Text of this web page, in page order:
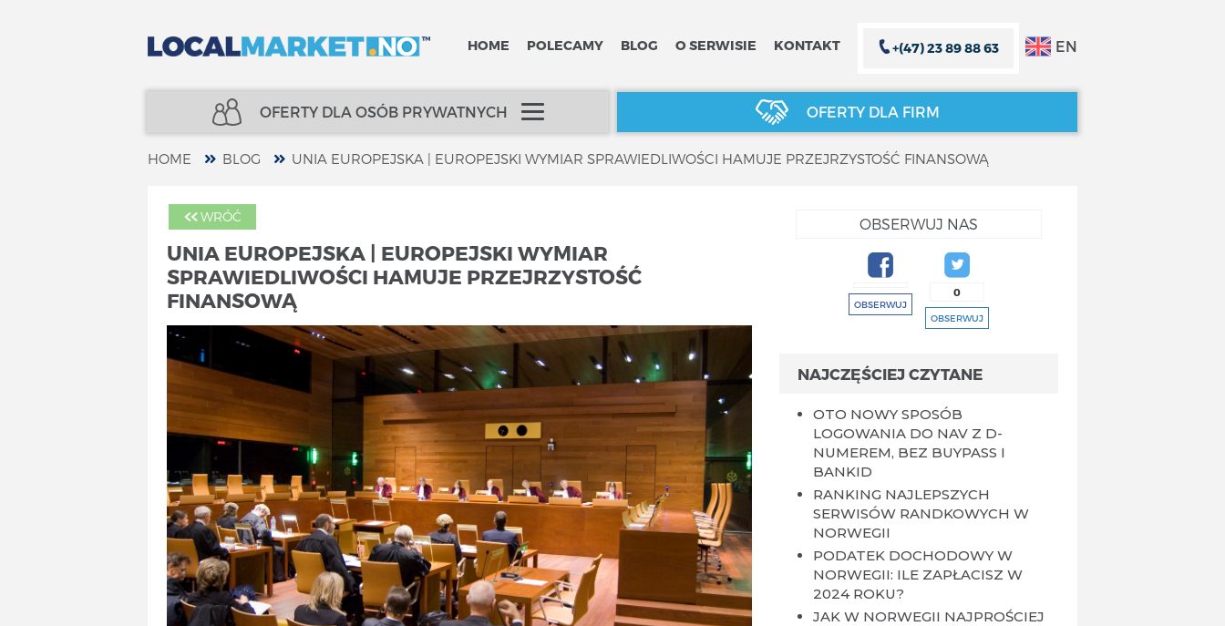
EN
HOME POLECAMY BLOG O SERWISIE KONTAKT +(47) 23 89 88 63
OFERTY DLA OSÓB PRYWATNYCH
ZAMKNIJ X
KREDYTY
UBEZPIECZENIA
FINANSE
SPECJALIŚCI
TELECOM
ENERGIA
USŁUGI
ODSZKODOWANIA
OFERTY DLA FIRM
ZAMKNIJ X
FINANSE
SPECJALIŚCI
TELECOM
USŁUGI
ODSZKODOWANIA
KURSY|SZKOLENIA
PRODUKTY
PRAWO I PORADY
HOME BLOG UNIA EUROPEJSKA | EUROPEJSKI WYMIAR SPRAWIEDLIWOŚCI HAMUJE PRZEJRZYSTOŚĆ FINANSOWĄ
WRÓĆ
UNIA EUROPEJSKA | EUROPEJSKI WYMIAR
SPRAWIEDLIWOŚCI HAMUJE PRZEJRZYSTOŚĆ
FINANSOWĄ
OBSERWUJ NAS
OBSERWUJ
0
OBSERWUJ
NAJCZĘŚCIEJ CZYTANE
OTO NOWY SPOSÓB
LOGOWANIA DO NAV Z D-
NUMEREM, BEZ BUYPASS I
BANKID
RANKING NAJLEPSZYCH
SERWISÓW RANDKOWYCH W
NORWEGII
PODATEK DOCHODOWY W
NORWEGII: ILE ZAPŁACISZ W
2024 ROKU?
JAK W NORWEGII NAJPROŚCIEJ